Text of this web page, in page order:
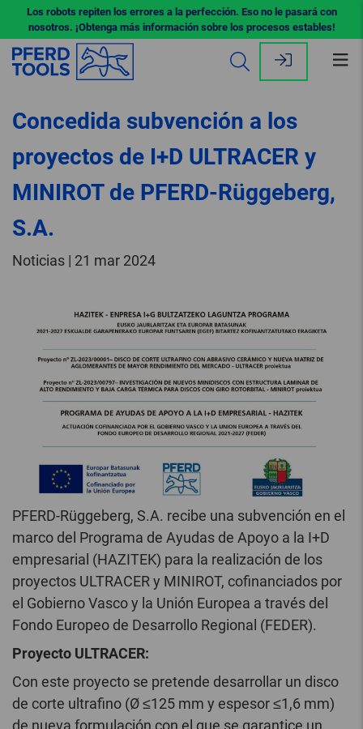
Los robots repiten los errores a la perfección. Eso no le pasará con
nosotros. ¡Obtenga más información sobre los procesos estables!
Concedida subvención a los
proyectos de I+D ULTRACER y
MINIROT de PFERD-Rüggeberg,
S.A.
Noticias | 21 mar 2024
PFERD-Rüggeberg, S.A. recibe una subvención en el
marco del Programa de Ayudas de Apoyo a la I+D
empresarial (HAZITEK) para la realización de los
proyectos ULTRACER y MINIROT, cofinanciados por
el Gobierno Vasco y la Unión Europea a través del
Fondo Europeo de Desarrollo Regional (FEDER).
Proyecto ULTRACER:
Con este proyecto se pretende desarrollar un disco
de corte ultrafino (Ø ≤125 mm y espesor ≤1,6 mm)